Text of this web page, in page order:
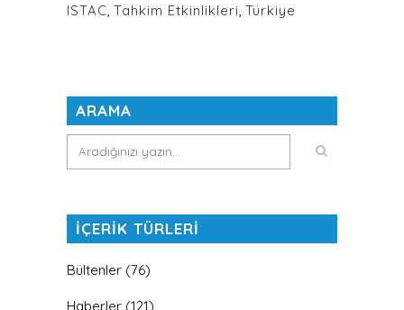
ISTAC Tahkim Etkinlikleri Türkiye
ARAMA
İÇERİK TÜRLERİ
Bültenler (76)
Haberler (121)